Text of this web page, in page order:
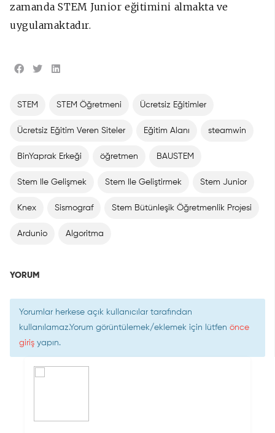
zamanda STEM Junior eğitimini almakta ve
uygulamaktadır.
STEM STEM Öğretmeni Ücretsiz Eğitimler
Ücretsiz Eğitim Veren Siteler Eğitim Alanı steamwin
BinYaprak Erkeği öğretmen BAUSTEM
Stem Ile Gelişmek Stem Ile Geliştirmek Stem Junior
Knex Sismograf Stem Bütünleşik Öğretmenlik Projesi
Ardunio Algoritma
YORUM
Yorumlar herkese açık kullanıcılar tarafından
kullanılamaz.Yorum görüntülemek/eklemek için lütfen önce
giriş yapın.